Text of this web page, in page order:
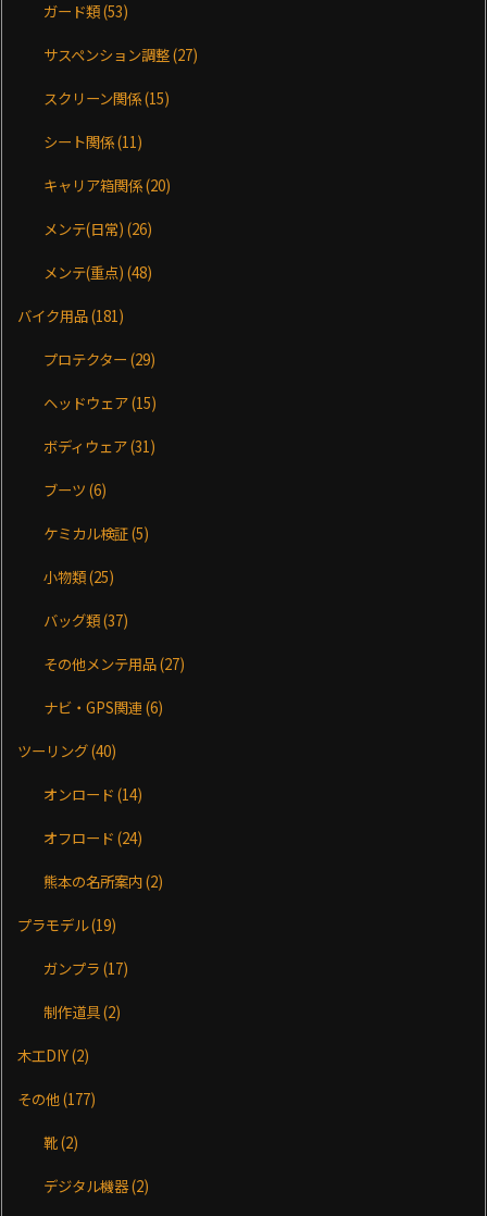
ガード類(53)
サスペンション調整(27)
スクリーン関係(15)
シート関係(11)
キャリア箱関係(20)
メンテ(日常)(26)
メンテ(重点)(48)
バイク用品(181)
プロテクター(29)
ヘッドウェア(15)
ボディウェア(31)
ブーツ(6)
ケミカル検証(5)
小物類(25)
バッグ類(37)
その他メンテ用品(27)
ナビ・GPS関連(6)
ツーリング(40)
オンロード(14)
オフロード(24)
熊本の名所案内(2)
プラモデル(19)
ガンプラ(17)
制作道具(2)
木工DIY(2)
その他(177)
靴(2)
デジタル機器(2)